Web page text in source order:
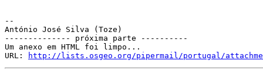
--
António José Silva (Toze)
-------------- próxima parte ----------
Um anexo em HTML foi limpo...
URL:
http://lists.osgeo.org/pipermail/portugal/